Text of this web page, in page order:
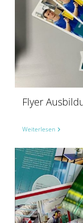
Flyer
Weiterlesen